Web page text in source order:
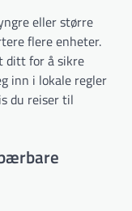
eller større
flere enheter.
ditt for å sikre
inn i lokale regler
du reiser til